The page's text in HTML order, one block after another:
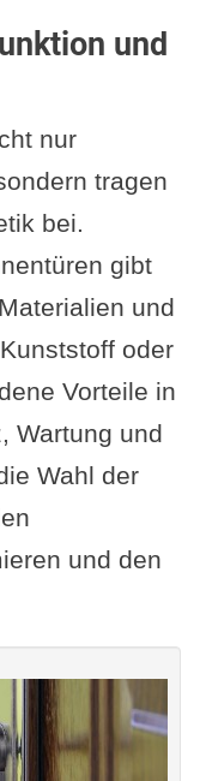
und
nur
tragen
bei.
gibt
und
oder
Vorteile in
Wartung und
Wahl der
und den